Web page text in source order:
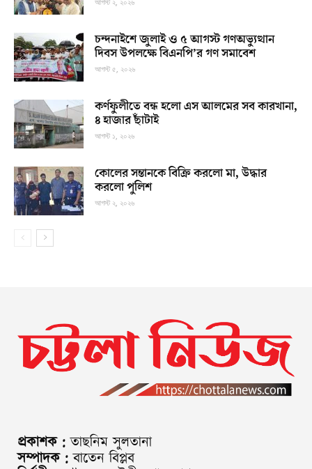
চন্দনাইশে জুলাই ও ৫ আগস্ট গণঅভ্যুত্থান
দিবস উপলক্ষে বিএনপি’র গণ সমাবেশ
আগস্ট ৫, ২০২৬
কর্ণফুলীতে বন্ধ হলো এস আলমের সব কারখানা,
৪ হাজার ছাঁটাই
আগস্ট ১, ২০২৬
কোলের সন্তানকে বিক্রি করলো মা, উদ্ধার
করলো পুলিশ
আগস্ট ২, ২০২৬
প্রকাশক : তাছনিম সুলতানা
সম্পাদক : বাতেন বিপ্লব